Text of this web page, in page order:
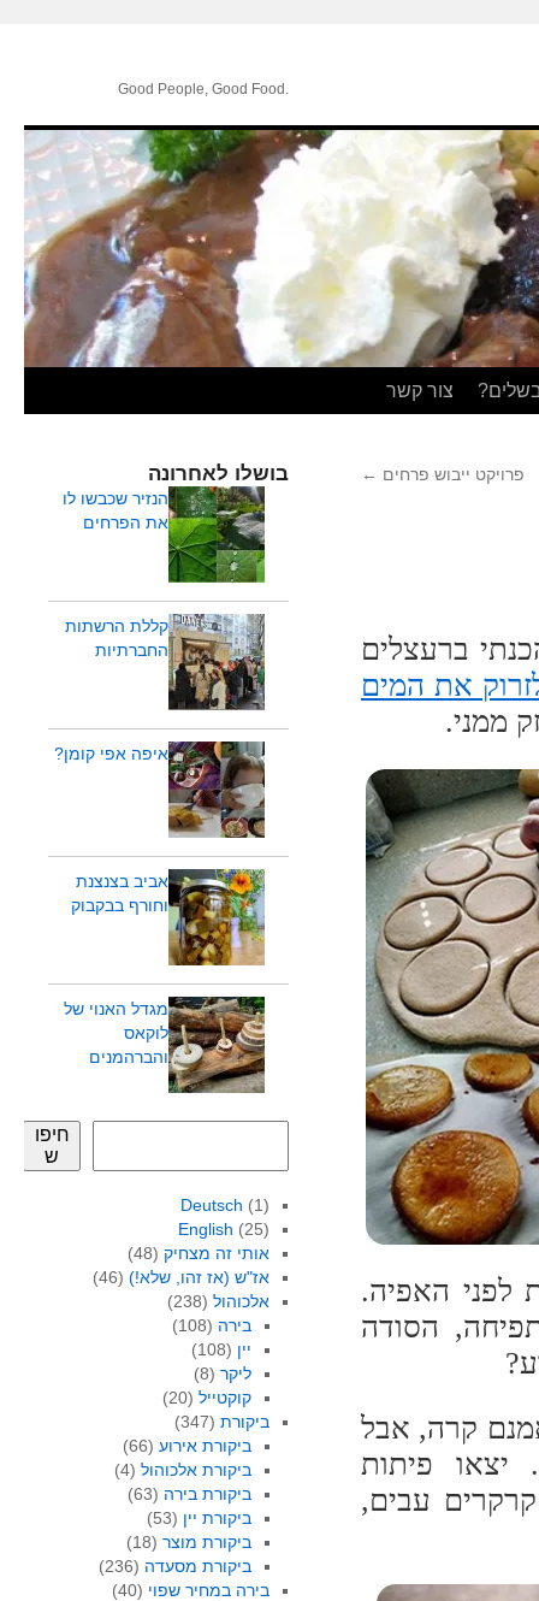
.Good People, Good Food
צור קשר
פרויקט ייבוש פרחים ←
ברעצלים
את המים
ממני.
לפני האפיה.
הסודה
קרה, אבל
פיתות
עבים,
בושלו לאחרונה
הנזיר שכבשו לו
את הפרחים
קללת הרשתות
החברתיות
איפה אפי קומן?
אביב בצנצנת
וחורף בבקבוק
מגדל האנוי של
לוקאס
והברהמנים
חיפו
ש
Deutsch (1)
English (25)
אותי זה מצחיק(48)
אז"ש (אז זהו, שלא!)(46)
אלכוהול(238)
בירה (108)
יין (108)
ליקר (8)
קוקטייל (20)
ביקורת(347)
ביקורת אירוע (66)
ביקורת אלכוהול (4)
ביקורת בירה (63)
ביקורת יין (53)
ביקורת מוצר (18)
ביקורת מסעדה (236)
בירה במחיר שפוי (40)